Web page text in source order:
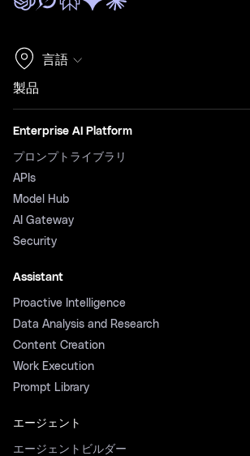
言語
製品
Enterprise AI Platform
プロンプトライブラリ
APIs
Model Hub
AI Gateway
Security
Assistant
Proactive Intelligence
Data Analysis and Research
Content Creation
Work Execution
Prompt Library
エージェント
エージェントビルダー